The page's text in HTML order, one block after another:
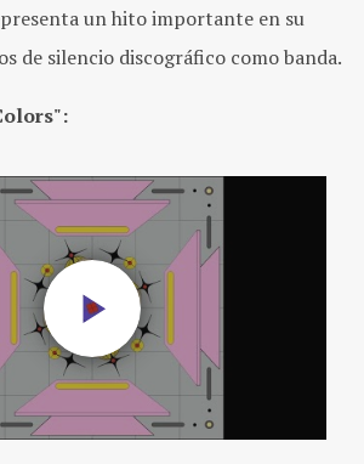
un hito importante en su
de silencio discográfico como banda.